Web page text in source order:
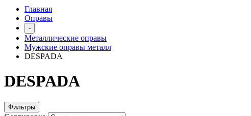
Главная
Оправы
-
Металлические оправы
Мужские оправы металл
DESPADA
DESPADA
Фильтры